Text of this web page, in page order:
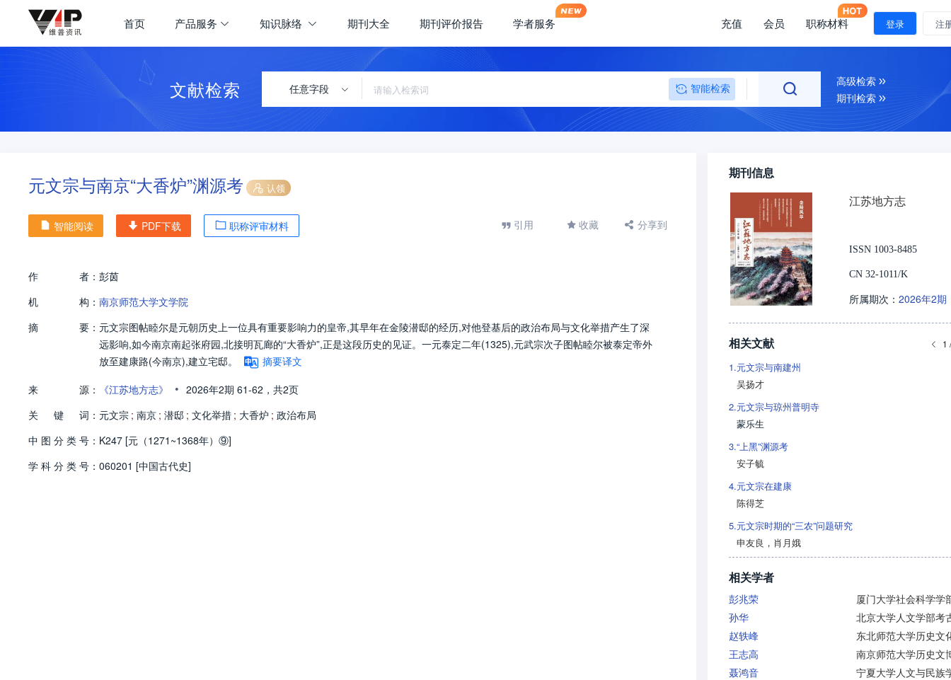
首页 产品服务 知识脉络 期刊大全 期刊评价报告 学者服务 充值 会员 职称材料 登录 注
文献检索 任意字段 智能检索
高级检索
期刊检索
元文宗与南京“大香炉”渊源考 认领
智能阅读 PDF下载 职称评审材料 引用 收藏 分享到
作 者： 彭茵
机
构： 南京师范大学文学院
摘
要： 元文宗图帖睦尔是元朝历史上一位具有重要影响力的皇帝,其早年在金陵潜邸的经历,对他登基后的政治布局与文化举措产生了深
远影响,如今南京南起张府园,北接明瓦廊的“大香炉”,正是这段历史的见证。一元泰定二年(1325),元武宗次子图帖睦尔被泰定帝外
放至建康路(今南京),建立宅邸。
摘要译文
来
源： 《江苏地方志》 • 2026年2期 61-62， 共2页
关
键 词： 元文宗 ; 南京 ; 潜邸 ; 文化举措 ; 大香炉 ; 政治布局
中 图 分 类 号： K247 [元（1271~1368年）⑨]
学 科 分 类 号： 060201 [中国古代史]
期刊信息
江苏地方志
ISSN 1003-8485
CN 32-1011/K
所属期次： 2026年2期
相关文献 1
1.元文宗与南建州
吴扬才
2.元文宗与琼州普明寺
蒙乐生
3.“上黑”渊源考
安子毓
4.元文宗在建康
陈得芝
5.元文宗时期的“三农”问题研究
申友良 ， 肖月娥
相关学者
彭兆荣
厦门大学社会科学学
孙华
赵轶峰
王志高
聂鸿音